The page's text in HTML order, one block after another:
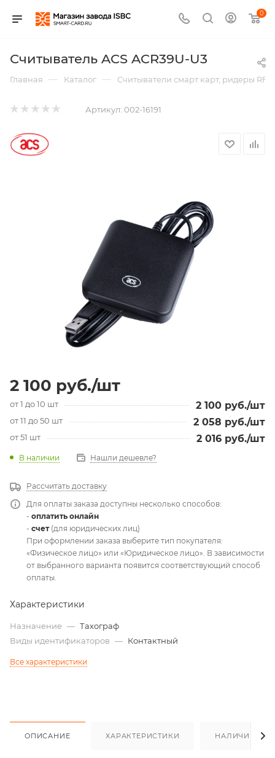
0
Считыватель ACS ACR39U-U3
Главная — Каталог — Считыватели смарт карт, ридеры
Артикул: 002-16191
2 100 руб./шт
от 1 до 10 шт 2 100 руб./шт
от 11 до 50 шт 2 058 руб./шт
от 51 шт 2 016 руб./шт
В наличии Нашли дешевле?
Рассчитать доставку
Для оплаты заказа доступны несколько способов:
- оплатить онлайн
- счет(для юридических лиц)
При оформлении заказа выберите тип покупателя:
«Физическое лицо» или «Юридическое лицо». В зависимости
от выбранного варианта появится соответствующий способ
оплаты.
Характеристики
Назначение — Тахограф
Виды идентификаторов — Контактный
Все характеристики
ОПИСАНИЕ ХАРАКТЕРИСТИКИ НАЛИЧИЕ